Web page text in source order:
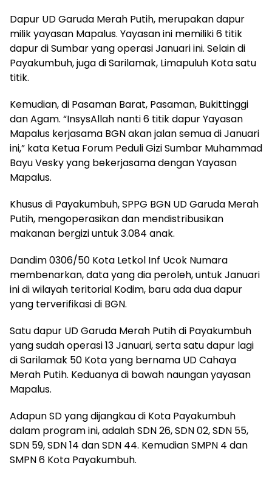
Dapur UD Garuda Merah Putih, merupakan dapur
milik yayasan Mapalus. Yayasan ini memiliki 6 titik
dapur di Sumbar yang operasi Januari ini. Selain di
Payakumbuh, juga di Sarilamak, Limapuluh Kota satu
titik.
Kemudian, di Pasaman Barat, Pasaman, Bukittinggi
dan Agam. “InsysAllah nanti 6 titik dapur Yayasan
Mapalus kerjasama BGN akan jalan semua di Januari
ini,” kata Ketua Forum Peduli Gizi Sumbar Muhammad
Bayu Vesky yang bekerjasama dengan Yayasan
Mapalus.
Khusus di Payakumbuh, SPPG BGN UD Garuda Merah
Putih, mengoperasikan dan mendistribusikan
makanan bergizi untuk 3.084 anak.
Dandim 0306/50 Kota Letkol Inf Ucok Numara
membenarkan, data yang dia peroleh, untuk Januari
ini di wilayah teritorial Kodim, baru ada dua dapur
yang terverifikasi di BGN.
Satu dapur UD Garuda Merah Putih di Payakumbuh
yang sudah operasi 13 Januari, serta satu dapur lagi
di Sarilamak 50 Kota yang bernama UD Cahaya
Merah Putih. Keduanya di bawah naungan yayasan
Mapalus.
Adapun SD yang dijangkau di Kota Payakumbuh
dalam program ini, adalah SDN 26, SDN 02, SDN 55,
SDN 59, SDN 14 dan SDN 44. Kemudian SMPN 4 dan
SMPN 6 Kota Payakumbuh.